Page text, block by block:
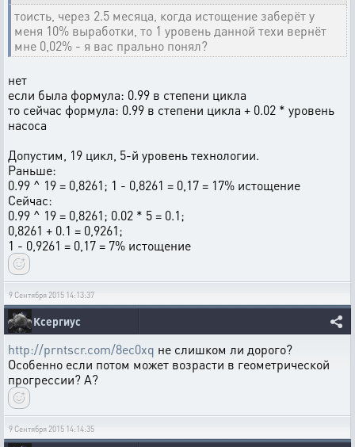
тоисть, через 2.5 месяца, когда истощение заберёт у
меня 10% выработки, то 1 уровень данной техи вернёт
мне 0,02% - я вас прально понял?
нет
если была формула: 0.99 в степени цикла
то сейчас формула: 0.99 в степени цикла + 0.02 * уровень
насоса
Допустим, 19 цикл, 5-й уровень технологии.
Раньше:
0.99 ^ 19 = 0,8261; 1 - 0,8261 = 0,17 = 17% истощение
Сейчас:
0.99 ^ 19 = 0,8261; 0.02 * 5 = 0.1;
0,8261 + 0.1 = 0,9261;
1 - 0,9261 = 0,17 = 7% истощение
9 Сентября 2015 14:13:37
Ксергиус
http://prntscr.com/8ec0xq не слишком ли дорого?
Особенно если потом может возрасти в геометрической
прогрессии? А?
9 Сентября 2015 14:14:35